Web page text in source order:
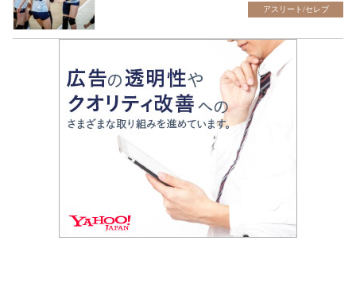
アスリート/セレブ